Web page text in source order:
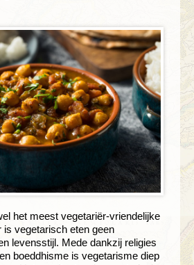
het meest vegetariër-vriendelijke
is vegetarisch eten geen
levensstijl. Mede dankzij religies
boeddhisme is vegetarisme diep